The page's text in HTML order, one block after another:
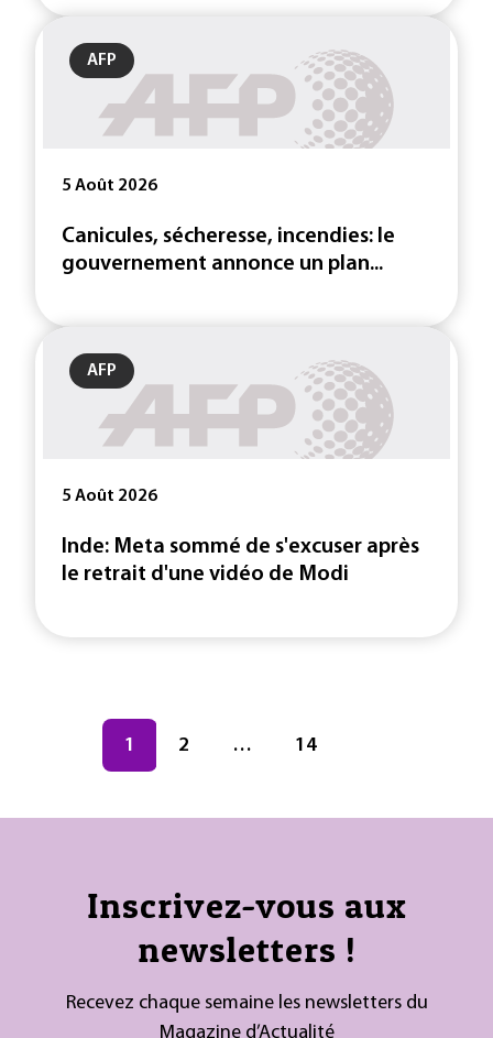
AFP
5 Août 2026
Canicules, sécheresse, incendies: le
gouvernement annonce un plan...
AFP
5 Août 2026
Inde: Meta sommé de s'excuser après
le retrait d'une vidéo de Modi
Navigation des articles
Page
1 Page
2 … Page
14
Inscrivez-vous aux
newsletters !
Recevez chaque semaine les newsletters du
Magazine d’Actualité